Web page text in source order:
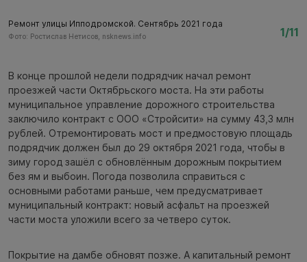
Ремонт улицы Ипподромской. Сентябрь 2021 года
Фото: Ростислав Нетисов, nsknews.info 1/11
В конце прошлой недели подрядчик начал ремонт
проезжей части Октябрьского моста. На эти работы
муниципальное управление дорожного строительства
заключило контракт с ООО «Стройсити» на сумму 43,3 млн
рублей. Отремонтировать мост и предмостовую площадь
подрядчик должен был до 29 октября 2021 года, чтобы в
зиму город зашёл с обновлённым дорожным покрытием
без ям и выбоин. Погода позволила справиться с
основными работами раньше, чем предусматривает
муниципальный контракт: новый асфальт на проезжей
части моста уложили всего за четверо суток.
Покрытие на дамбе обновят позже. А капитальный ремонт